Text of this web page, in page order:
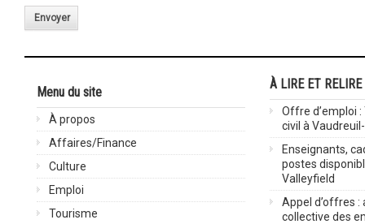
Envoyer
Menu du site
À propos
Affaires/Finance
Culture
Emploi
Tourisme
À LIRE ET RELIRE
Offre d’emploi
civil à
Enseignants,
postes
Valleyfield
Appel d’offres :
collective des